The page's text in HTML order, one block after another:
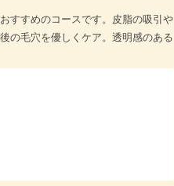
すすめのコースです。皮脂の吸引や
の毛穴を優しくケア。透明感のある